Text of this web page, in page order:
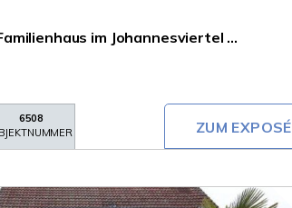
im Johannesviertel ...
6508
ZUM EXPOSÉ